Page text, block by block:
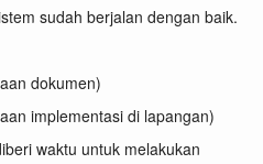
sudah berjalan dengan baik.
dokumen)
implementasi di lapangan)
waktu untuk melakukan